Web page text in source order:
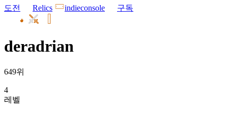
도전
Relics indieconsole 구독
deradrian
649위
4
레벨